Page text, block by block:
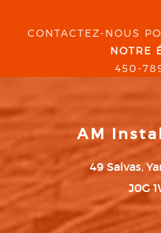
CONTACTEZ-NOUS
NOTRE
450-
AM
49 Salvas,
J0G